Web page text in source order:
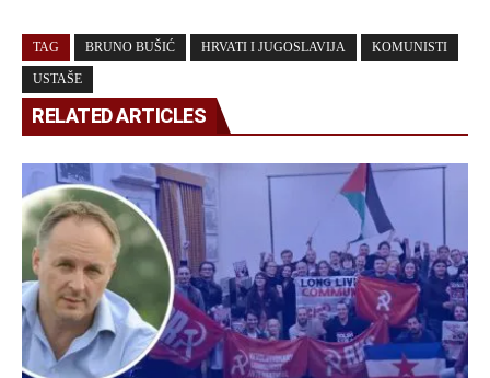
TAG BRUNO BUŠIĆ HRVATI I JUGOSLAVIJA KOMUNISTI
USTAŠE
RELATED ARTICLES